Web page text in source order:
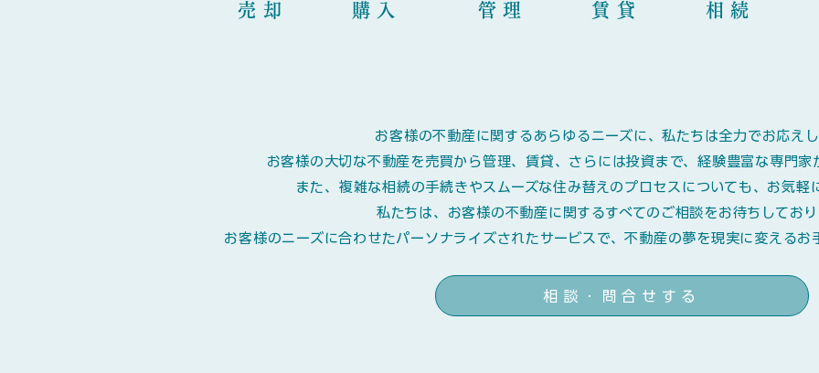
売却 購入 管理 賃貸 相続
お客様の不動産に関するあらゆるニーズに、私たちは全力でお応え
お客様の大切な不動産を売買から管理、賃貸、さらには投資まで、経験豊富な専門家
また、複雑な相続の手続きやスムーズな住み替えのプロセスについても、お気軽
私たちは、お客様の不動産に関するすべてのご相談をお待ちしてお
お客様のニーズに合わせたパーソナライズされたサービスで、不動産の夢を現実に変えるお
相談・問合せする